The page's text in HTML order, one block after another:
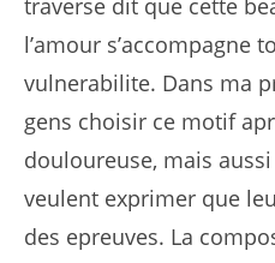
traverse dit que cette
l’amour s’accompagne
vulnerabilite. Dans ma
gens choisir ce motif
douloureuse, mais
veulent exprimer que
des epreuves. La